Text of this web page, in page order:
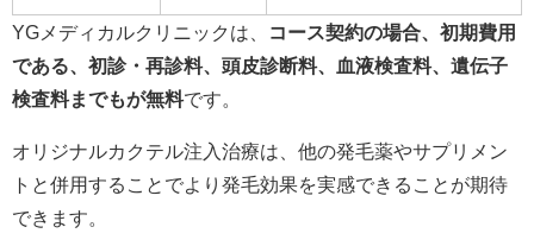
YGメディカルクリニックは、
コース契約の場合、初期費用
である、初診・再診料、頭皮診断料、血液検査料、遺伝子
検査料までもが無料です。
オリジナルカクテル注入治療は、他の発毛薬やサプリメン
トと併用することでより発毛効果を実感できることが期待
できます。